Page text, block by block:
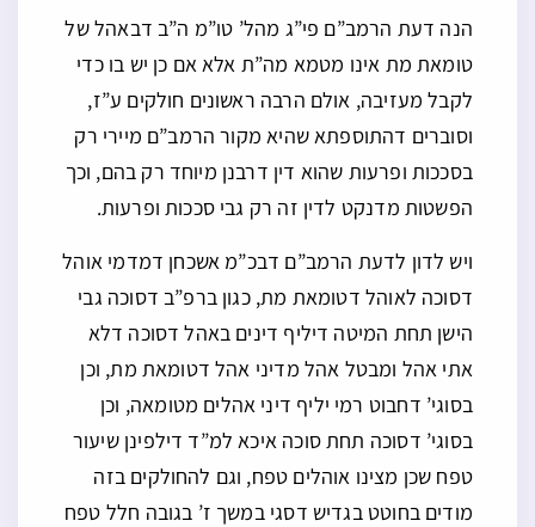
הנה דעת הרמב”ם פי”ג מהל’ טו”מ ה”ב דבאהל של
טומאת מת אינו מטמא מה”ת אלא אם כן יש בו כדי
לקבל מעזיבה, אולם הרבה ראשונים חולקים ע”ז,
וסוברים דהתוספתא שהיא מקור הרמב”ם מיירי רק
בסככות ופרעות שהוא דין דרבנן מיוחד רק בהם, וכך
הפשטות מדנקט לדין זה רק גבי סככות ופרעות.
ויש לדון לדעת הרמב”ם דבכ”מ אשכחן דמדמי אוהל
דסוכה לאוהל דטומאת מת, כגון ברפ”ב דסוכה גבי
הישן תחת המיטה דיליף דינים באהל דסוכה דלא
אתי אהל ומבטל אהל מדיני אהל דטומאת מת, וכן
בסוגי’ דחבוט רמי יליף דיני אהלים מטומאה, וכן
בסוגי’ דסוכה תחת סוכה איכא למ”ד דילפינן שיעור
טפח שכן מצינו אוהלים טפח, וגם להחולקים בזה
מודים בחוטט בגדיש דסגי במשך ז’ בגובה חלל טפח